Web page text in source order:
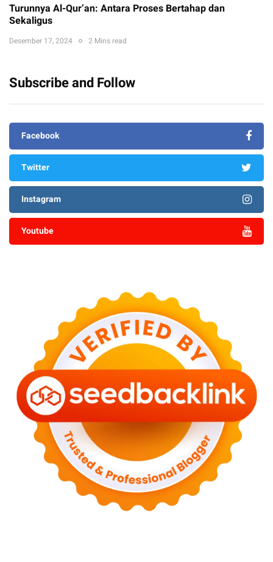
Turunnya Al-Qur’an: Antara Proses Bertahap dan
Sekaligus
Desember 17, 2024 2 Mins read
Subscribe and Follow
Facebook
Twitter
Instagram
Youtube